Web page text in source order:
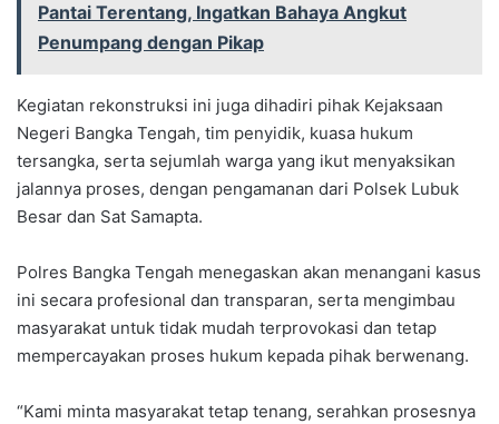
Pantai Terentang, Ingatkan Bahaya Angkut
Penumpang dengan Pikap
Kegiatan rekonstruksi ini juga dihadiri pihak Kejaksaan
Negeri Bangka Tengah, tim penyidik, kuasa hukum
tersangka, serta sejumlah warga yang ikut menyaksikan
jalannya proses, dengan pengamanan dari Polsek Lubuk
Besar dan Sat Samapta.
Polres Bangka Tengah menegaskan akan menangani kasus
ini secara profesional dan transparan, serta mengimbau
masyarakat untuk tidak mudah terprovokasi dan tetap
mempercayakan proses hukum kepada pihak berwenang.
“Kami minta masyarakat tetap tenang, serahkan prosesnya